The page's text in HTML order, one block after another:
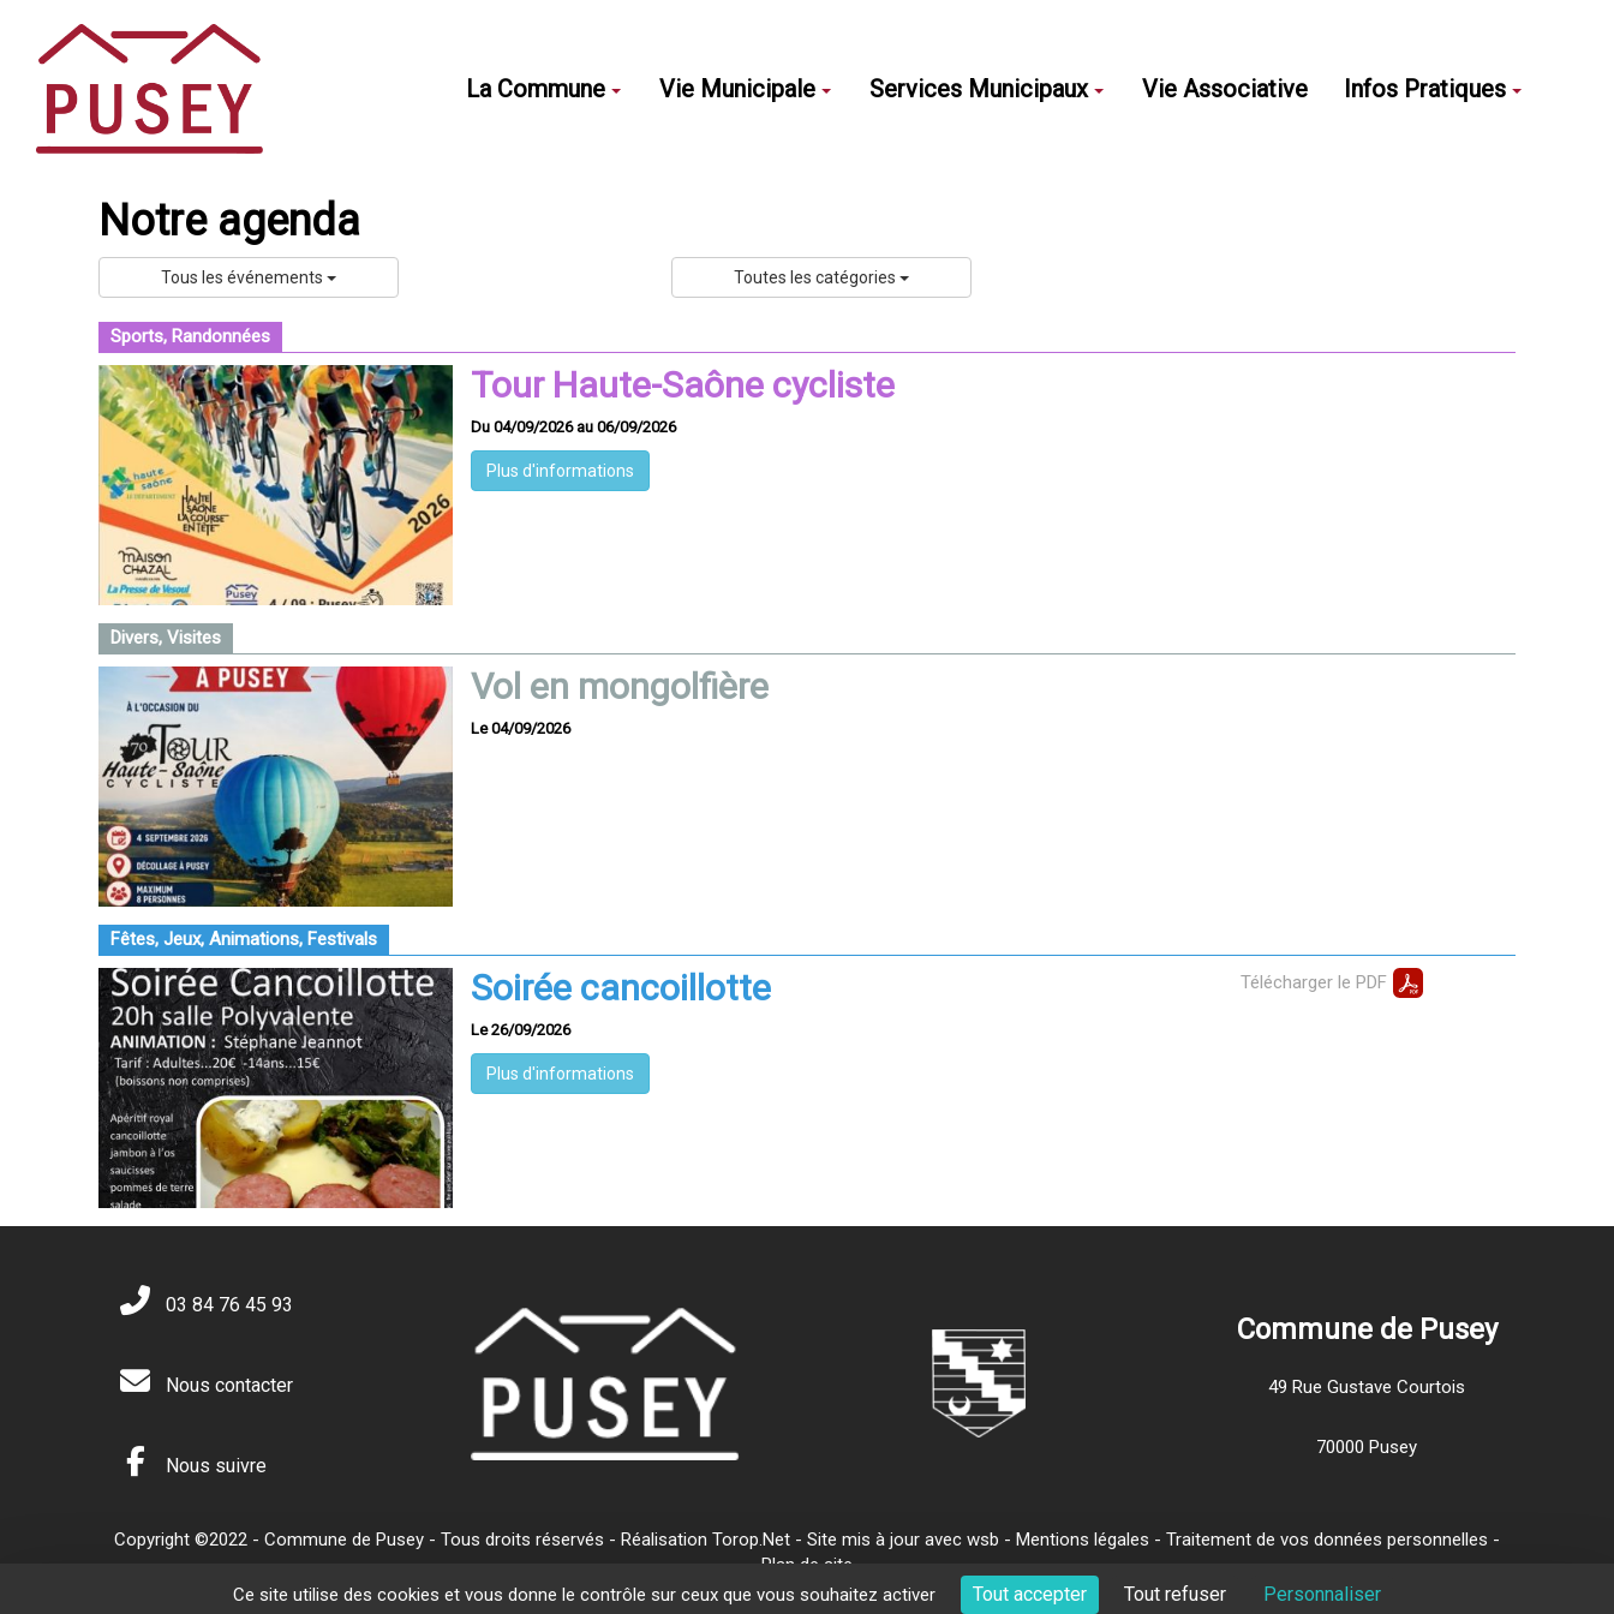
La Commune Vie Municipale Services Municipaux Vie Associative Infos Pratiques
Notre agenda
Tous les événements Toutes les catégories
Sports, Randonnées
Tour Haute-Saône cycliste
Du 04/09/2026 au 06/09/2026
Plus d'informations
Divers, Visites
Vol en mongolfière
Le 04/09/2026
Fêtes, Jeux, Animations, Festivals
Soirée cancoillotte
Le 26/09/2026
Plus d'informations
Télécharger le PDF
03 84 76 45 93
Nous contacter
Nous suivre
Commune de Pusey
49 Rue Gustave Courtois
70000 Pusey
Copyright ©2022 - Commune de Pusey - Tous droits réservés - Réalisation Torop.Net - Site mis à jour avec wsb - Mentions légales - Traitement de vos données personnelles -
Plan de site
Ce site utilise des cookies et vous donne le contrôle sur ceux que vous souhaitez activer Tout accepter Tout refuser Personnaliser